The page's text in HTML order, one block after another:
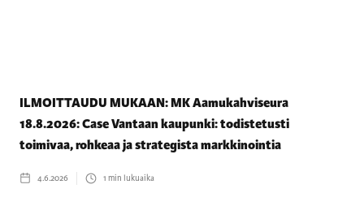
ILMOITTAUDU MUKAAN: MK Aamukahviseura
18.8.2026: Case Vantaan kaupunki: todistetusti
toimivaa, rohkeaa ja strategista markkinointia
4.6.2026 1 min lukuaika